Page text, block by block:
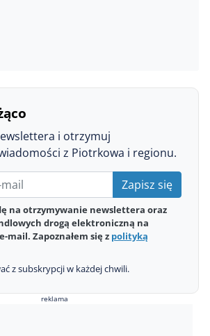
i otrzymuj
z Piotrkowa i regionu.
Zapisz się
na otrzymywanie newslettera oraz
drogą elektroniczną na
mail. Zapoznałem się z polityką
z subskrypcji w każdej chwili.
reklama